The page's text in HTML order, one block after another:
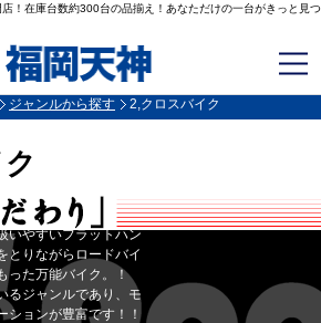
！在庫台数約300台の品揃え！あなただけの一台がきっと見つ
ジャンルから探す 2,クロスバイク
いやすいフラットハン
とりながらロードバイ
った万能バイク。！
るジャンルであり、モ
ションが豊富です！！